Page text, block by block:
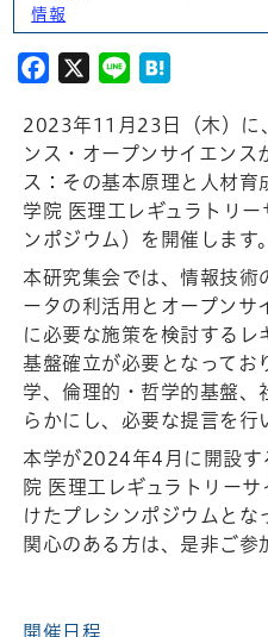
情報
Facebook
X Line
2023年11月23日（木）に
ンス・オープンサイエンス
ス：その基本原理と人材
学院 医理工レギュラトリ
ンポジウム）を開催します。
本研究集会では、情報技術
ータの利活用とオープンサ
に必要な施策を検討するレ
基盤確立が必要となってお
学、倫理的・哲学的基盤、
らかにし、必要な提言を行
本学が2024年4月に開設す
院 医理工レギュラトリー
けたプレシンポジウムとな
関心のある方は、是非ご参
開催日程